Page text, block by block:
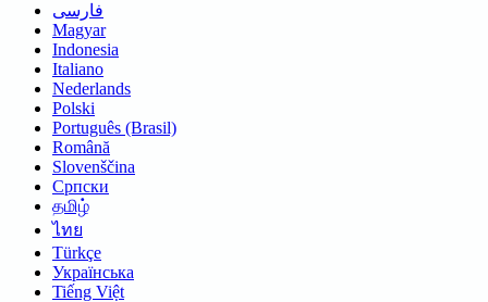
فارسی
Magyar
Indonesia
Italiano
Nederlands
Polski
Português (Brasil)
Română
Slovenščina
Српски
தமிழ்
ไทย
Türkçe
Українська
Tiếng Việt